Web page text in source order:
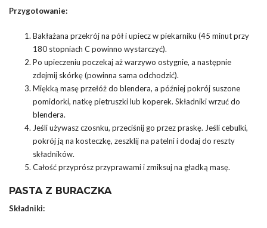
Przygotowanie:
Bakłażana przekrój na pół i upiecz w piekarniku (45 minut przy
180 stopniach C powinno wystarczyć).
Po upieczeniu poczekaj aż warzywo ostygnie, a następnie
zdejmij skórkę (powinna sama odchodzić).
Miękką masę przełóż do blendera, a później pokrój suszone
pomidorki, natkę pietruszki lub koperek. Składniki wrzuć do
blendera.
Jeśli używasz czosnku, przeciśnij go przez praskę. Jeśli cebulki,
pokrój ją na kosteczkę, zeszklij na patelni i dodaj do reszty
składników.
Całość przyprósz przyprawami i zmiksuj na gładką masę.
PASTA Z BURACZKA
Składniki: